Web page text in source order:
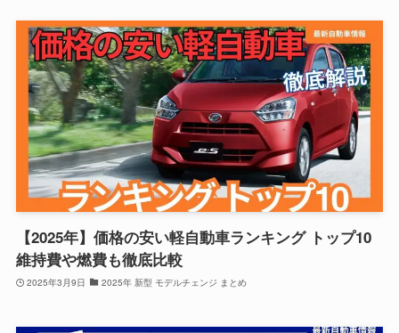
【2025年】価格の安い軽自動車ランキング トップ10
維持費や燃費も徹底比較
2025年3月9日 2025年 新型 モデルチェンジ まとめ